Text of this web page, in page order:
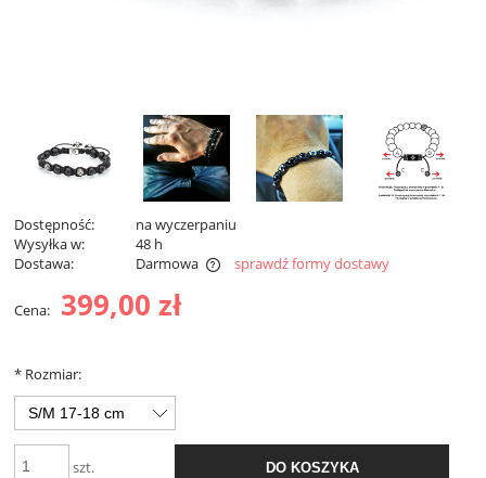
Dostępność:
na wyczerpaniu
Wysyłka w:
48 h
Dostawa:
Darmowa
sprawdź formy dostawy
Cena: 399,00 zł
* Rozmiar:
szt. DO KOSZYKA